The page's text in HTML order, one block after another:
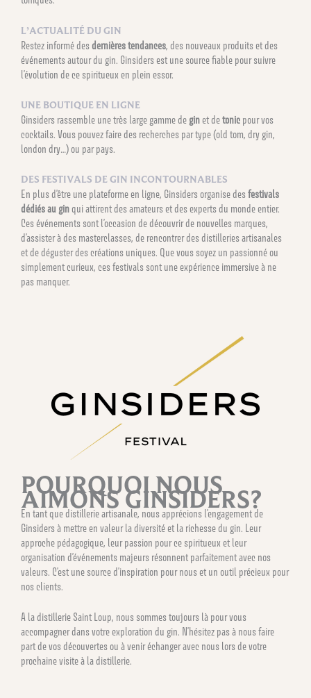
L’ACTUALITÉ DU GIN
Restez informé des dernières tendances, des nouveaux produits et des
événements autour du gin. Ginsiders est une source fiable pour suivre
l’évolution de ce spiritueux en plein essor.
UNE BOUTIQUE EN LIGNE
Ginsiders rassemble une très large gamme de gin et detonic pour vos
cocktails. Vous pouvez faire des recherches par type (old tom, dry gin,
london dry…) ou par pays.
DES FESTIVALS DE GIN INCONTOURNABLES
En plus d’être une plateforme en ligne, Ginsiders organise desfestivals
dédiés au gin qui attirent des amateurs et des experts du monde entier.
Ces événements sont l’occasion de découvrir de nouvelles marques,
d’assister à des masterclasses, de rencontrer des distilleries artisanales
et de déguster des créations uniques. Que vous soyez un passionné ou
simplement curieux, ces festivals sont une expérience immersive à ne
pas manquer.
POURQUOI NOUS
AIMONS GINSIDERS?
En tant que distillerie artisanale, nous apprécions l’engagement de
Ginsiders à mettre en valeur la diversité et la richesse du gin. Leur
approche pédagogique, leur passion pour ce spiritueux et leur
organisation d’événements majeurs résonnent parfaitement avec nos
valeurs. C’est une source d’inspiration pour nous et un outil précieux pour
nos clients.
A la distillerie Saint Loup, nous sommes toujours là pour vous
accompagner dans votre exploration du gin. N’hésitez pas à nous faire
part de vos découvertes ou à venir échanger avec nous lors de votre
prochaine visite à la distillerie.